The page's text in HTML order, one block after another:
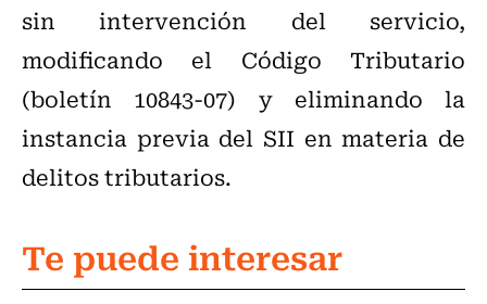
sin intervención del servicio,
modificando el Código Tributario
(boletín 10843-07) y eliminando la
instancia previa del SII en materia de
delitos tributarios.
Te puede interesar